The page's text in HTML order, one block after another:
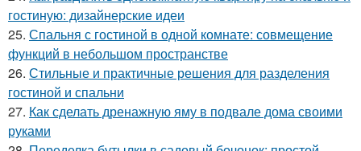
гостиную: дизайнерские идеи
25. Спальня с гостиной в одной комнате: совмещение
функций в небольшом пространстве
26. Стильные и практичные решения для разделения
гостиной и спальни
27. Как сделать дренажную яму в подвале дома своими
руками